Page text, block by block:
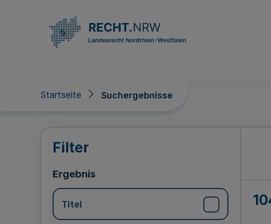
Startseite Suchergebnisse
Suchergebnisse
Filter
Ergebnis
Titel